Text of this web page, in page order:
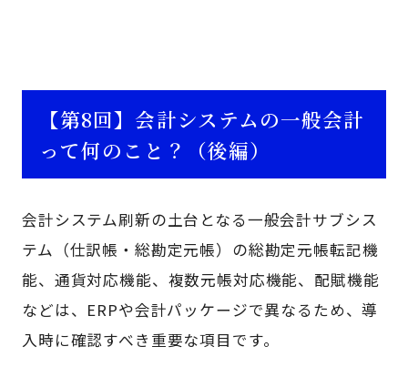
【第8回】会計システムの一般会計
って何のこと？（後編）
会計システム刷新の土台となる一般会計サブシス
テム（仕訳帳・総勘定元帳）の総勘定元帳転記機
能、通貨対応機能、複数元帳対応機能、配賦機能
などは、ERPや会計パッケージで異なるため、導
入時に確認すべき重要な項目です。